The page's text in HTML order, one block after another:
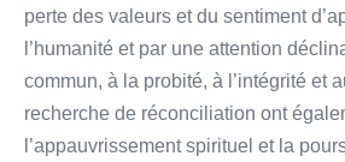
perte des valeurs et du sentiment
l’humanité et par une attention
commun, à la probité, à l’intégrité et
recherche de réconciliation ont
l’appauvrissement spirituel et la